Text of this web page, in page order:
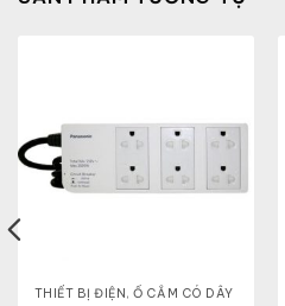
THIẾT BỊ ĐIỆN,Ổ CẮM CÓ DÂY